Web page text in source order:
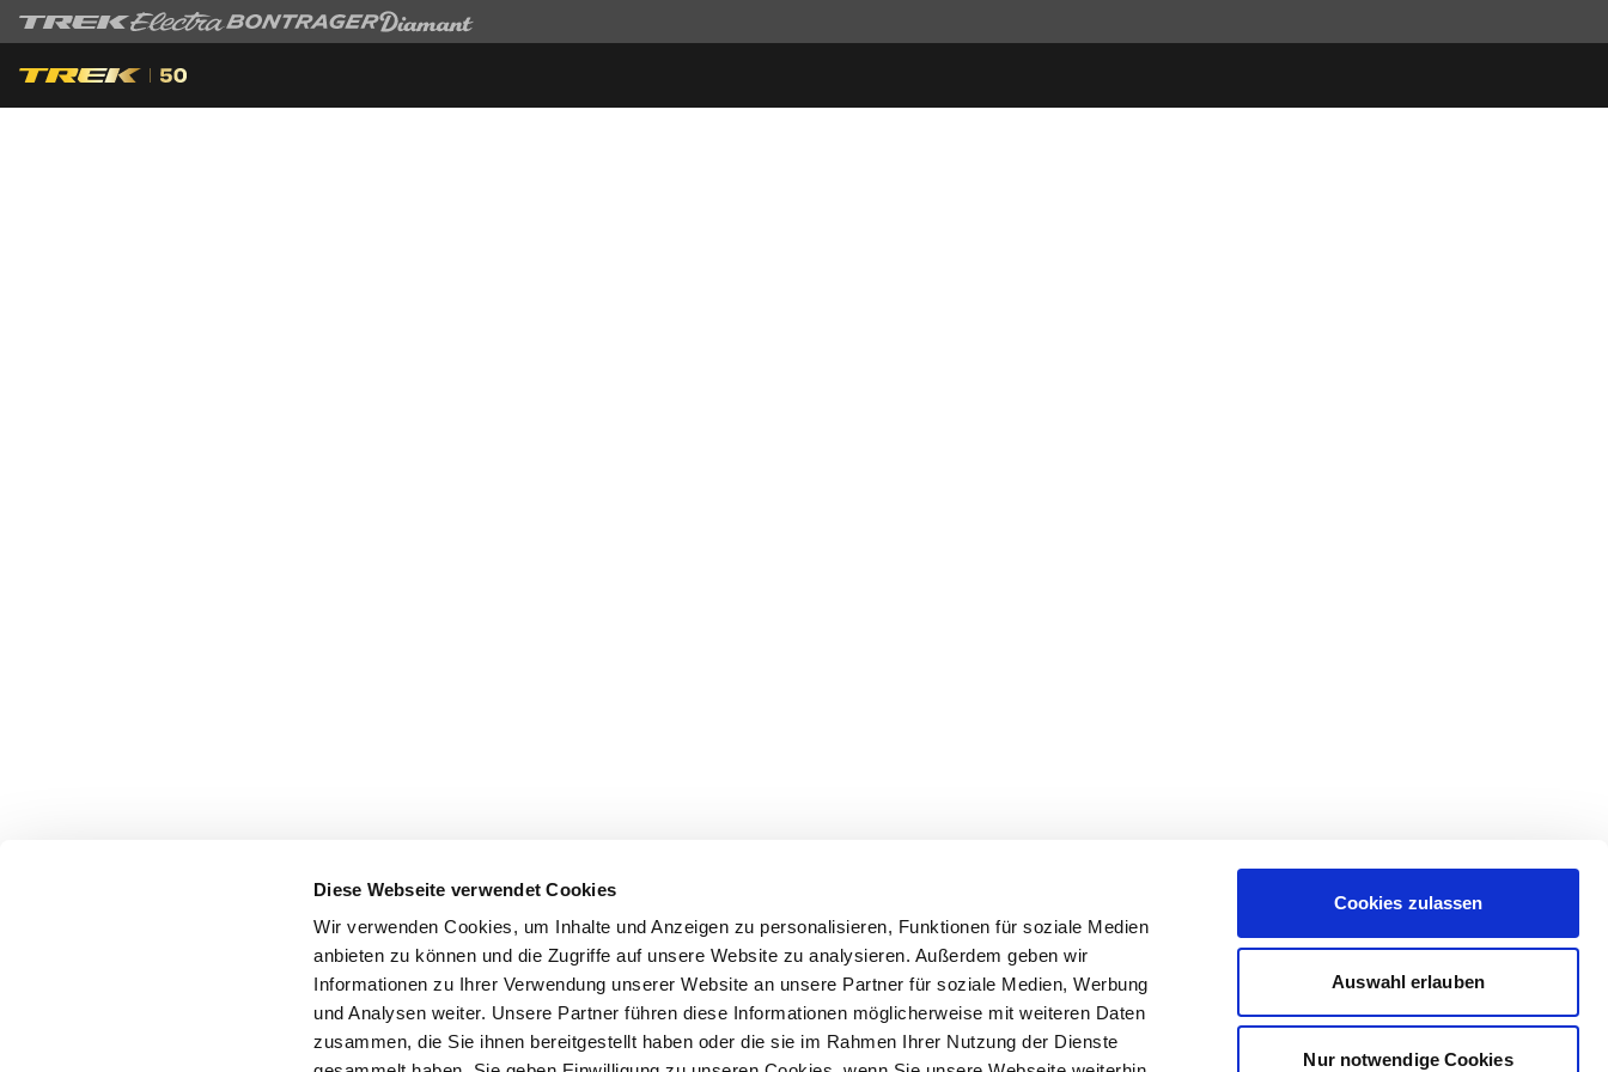
Diese Webseite verwendet Cookies
Wir verwenden Cookies, um Inhalte und Anzeigen zu personalisieren, Funktionen für soziale Medien
anbieten zu können und die Zugriffe auf unsere Website zu analysieren. Außerdem geben wir
Informationen zu Ihrer Verwendung unserer Website an unsere Partner für soziale Medien, Werbung
und Analysen weiter. Unsere Partner führen diese Informationen möglicherweise mit weiteren Daten
zusammen, die Sie ihnen bereitgestellt haben oder die sie im Rahmen Ihrer Nutzung der Dienste
Cookies zulassen
Auswahl erlauben
Nur notwendige Cookies